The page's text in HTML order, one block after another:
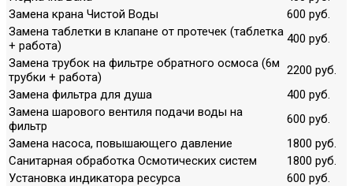
Замена крана Чистой Воды
600 руб.
Замена таблетки в клапане от протечек (таблетка
+ работа)
400 руб.
Замена трубок на фильтре обратного осмоса (6м
трубки + работа)
2200 руб.
Замена фильтра для душа
400 руб.
Замена шарового вентиля подачи воды на
фильтр
600 руб.
Замена насоса, повышающего давление
1800 руб.
Санитарная обработка Осмотических систем
1800 руб.
Установка индикатора ресурса
600 руб.